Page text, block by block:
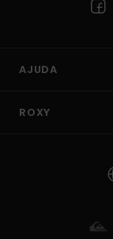
AJUDA
ROXY